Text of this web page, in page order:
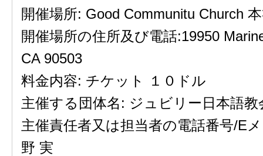
開催場所: Good Communitu Church
開催場所の住所及び電話:19950
CA 90503
料金内容: チケット １０ドル
主催する団体名: ジュビリー日本語教
主催責任者又は担当者の電話番号/E
野 実